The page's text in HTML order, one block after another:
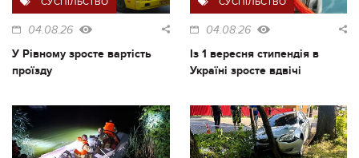
04.08.26
У Рівному зросте вартість
проїзду
04.08.26
Із 1 вересня стипендія в
Україні зросте вдвічі